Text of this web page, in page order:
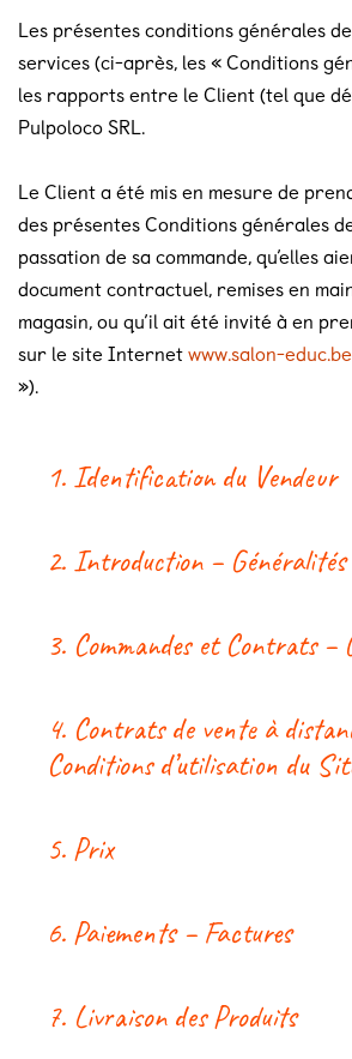
Les présentes conditions générales
services (ci-après, les « Conditions
les rapports entre le Client (tel que
Pulpoloco SRL.
Le Client a été mis en mesure de
des présentes Conditions générales
passation de sa commande, qu’elles
document contractuel, remises en
magasin, ou qu’il ait été invité à en
sur le site Internetwww.salon-educ.be
»).
1. Identification du Vendeur
2. Introduction – Généralités
3. Commandes et Contrats –
4. Contrats de vente à
Conditions d’utilisation du
5. Prix
6. Paiements – Factures
7. Livraison des Produits